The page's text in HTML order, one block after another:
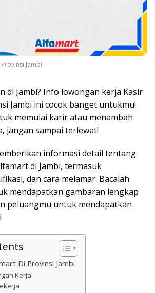
Jambi
di Jambi? Info lowongan kerja Kasir
Jambi ini cocok banget untukmu!
memulai karir atau menambah
jangan sampai terlewat!
informasi detail tentang
di Jambi, termasuk
dan cara melamar. Bacalah
mendapatkan gambaran lengkap
peluangmu untuk mendapatkan
Di Provinsi Jambi
Kerja